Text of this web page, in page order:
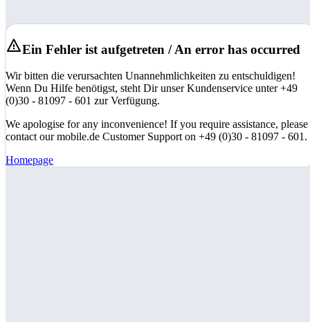
Ein Fehler ist aufgetreten / An error has occurred
Wir bitten die verursachten Unannehmlichkeiten zu entschuldigen!
Wenn Du Hilfe benötigst, steht Dir unser Kundenservice unter +49
(0)30 - 81097 - 601 zur Verfügung.
We apologise for any inconvenience! If you require assistance, please
contact our mobile.de Customer Support on +49 (0)30 - 81097 - 601.
Homepage